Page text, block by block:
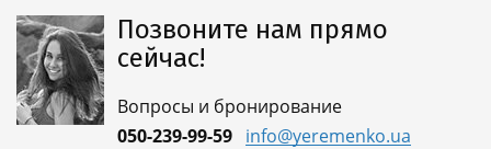
Позвоните нам прямо
сейчас!
Вопросы и бронирование
050-239-99-59 info@yeremenko.ua